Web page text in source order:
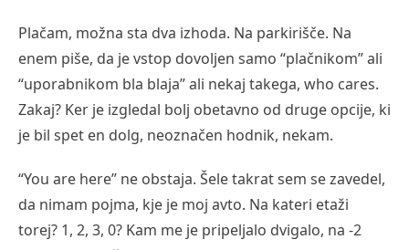
Plačam, možna sta dva izhoda. Na parkirišče. Na
enem piše, da je vstop dovoljen samo “plačnikom” ali
“uporabnikom bla blaja” ali nekaj takega, who cares.
Zakaj? Ker je izgledal bolj obetavno od druge opcije, ki
je bil spet en dolg, neoznačen hodnik, nekam.
“You are here” ne obstaja. Šele takrat sem se zavedel,
da nimam pojma, kje je moj avto. Na kateri etaži
torej? 1, 2, 3, 0? Kam me je pripeljalo dvigalo, na -2